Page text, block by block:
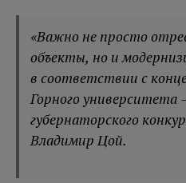
«Важно не просто
объекты, но и
в соответствии с
Горного университета
губернаторского
Владимир Цой.